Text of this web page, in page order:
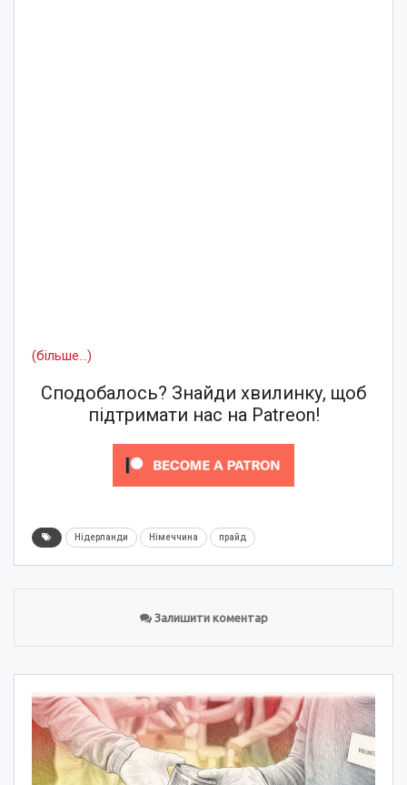
(більше…)
Сподобалось? Знайди хвилинку, щоб
підтримати нас на Patreon!
Нідерланди Німеччина прайд
Залишити коментар